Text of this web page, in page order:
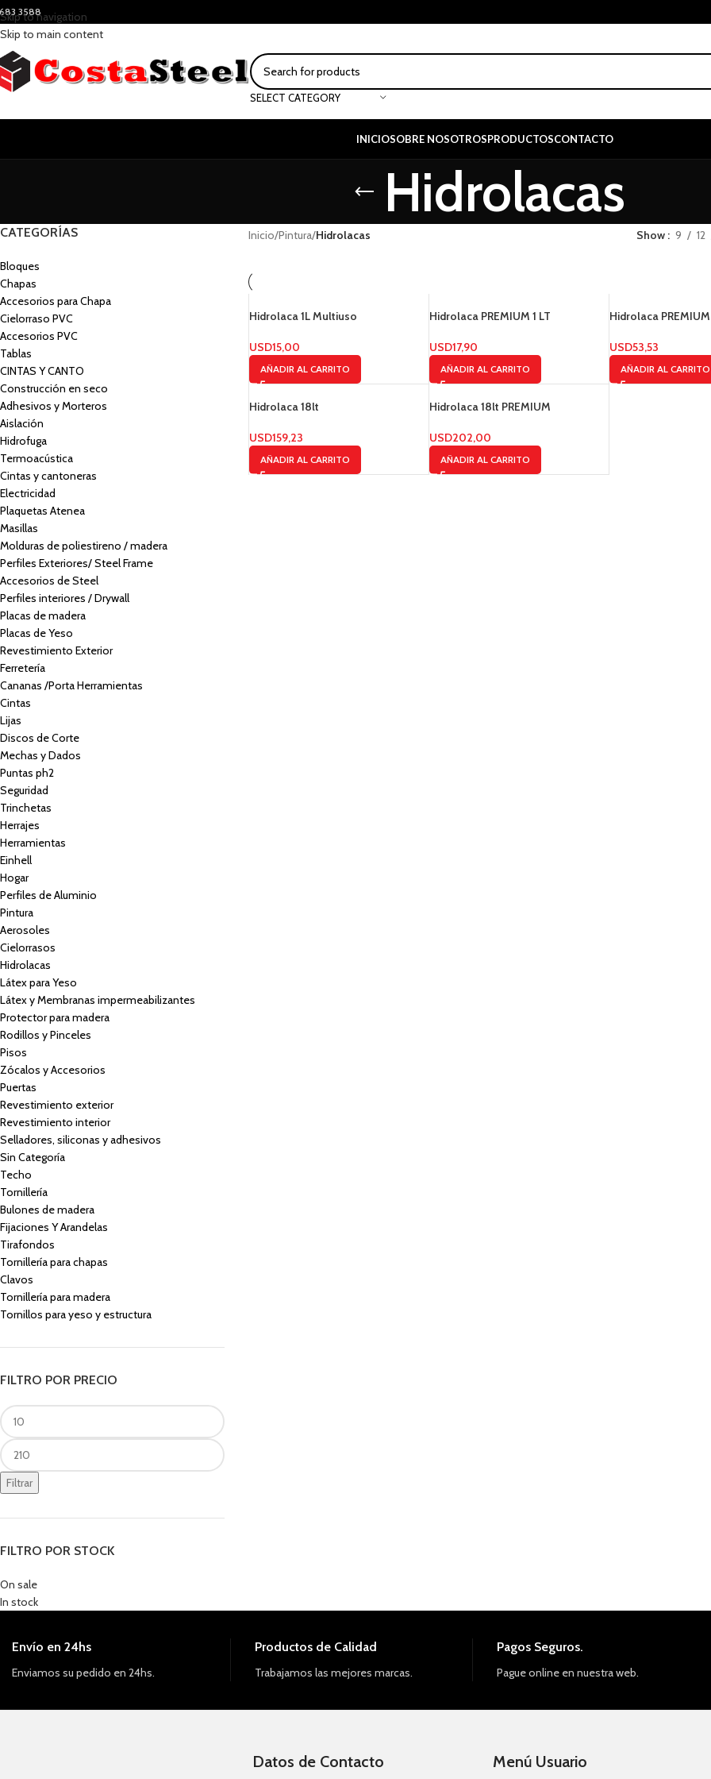
Skip to navigation
Skip to main content
3588
SELECT CATEGORY
INICIOSOBRE NOSOTROSPRODUCTOSCONTACTO
Hidrolacas
CATEGORÍAS
Bloques
Chapas
Accesorios para Chapa
Cielorraso PVC
Accesorios PVC
Tablas
CINTAS Y CANTO
Construcción en seco
Adhesivos y Morteros
Aislación
Hidrofuga
Termoacústica
Cintas y cantoneras
Electricidad
Plaquetas Atenea
Masillas
Molduras de poliestireno / madera
Perfiles Exteriores/ Steel Frame
Accesorios de Steel
Perfiles interiores / Drywall
Placas de madera
Placas de Yeso
Revestimiento Exterior
Ferretería
Cananas /Porta Herramientas
Cintas
Lijas
Discos de Corte
Mechas y Dados
Puntas ph2
Seguridad
Trinchetas
Herrajes
Herramientas
Einhell
Hogar
Perfiles de Aluminio
Pintura
Aerosoles
Cielorrasos
Hidrolacas
Látex para Yeso
Látex y Membranas impermeabilizantes
Protector para madera
Rodillos y Pinceles
Pisos
Zócalos y Accesorios
Puertas
Revestimiento exterior
Revestimiento interior
Selladores, siliconas y adhesivos
Sin Categoría
Techo
Tornillería
Bulones de madera
Fijaciones Y Arandelas
Tirafondos
Tornillería para chapas
Clavos
Tornillería para madera
Tornillos para yeso y estructura
FILTRO POR PRECIO
Filtrar
FILTRO POR STOCK
On sale
In stock
Inicio/Pintura/Hidrolacas Show 9 12
Hidrolaca 1L Multiuso
USD15,00
AÑADIR AL CARRITO
Hidrolaca PREMIUM 1 LT
USD17,90
AÑADIR AL CARRITO
Hidrolaca
USD53,53
AÑADIR AL CARRITO
Hidrolaca 18lt
USD159,23
AÑADIR AL CARRITO
Hidrolaca 18lt PREMIUM
USD202,00
AÑADIR AL CARRITO
Envío en 24hs
Enviamos su pedido en 24hs.
Productos de Calidad
Trabajamos las mejores marcas.
Pagos Seguros.
Pague online en nuestra web.
Datos de Contacto Menú Usuario